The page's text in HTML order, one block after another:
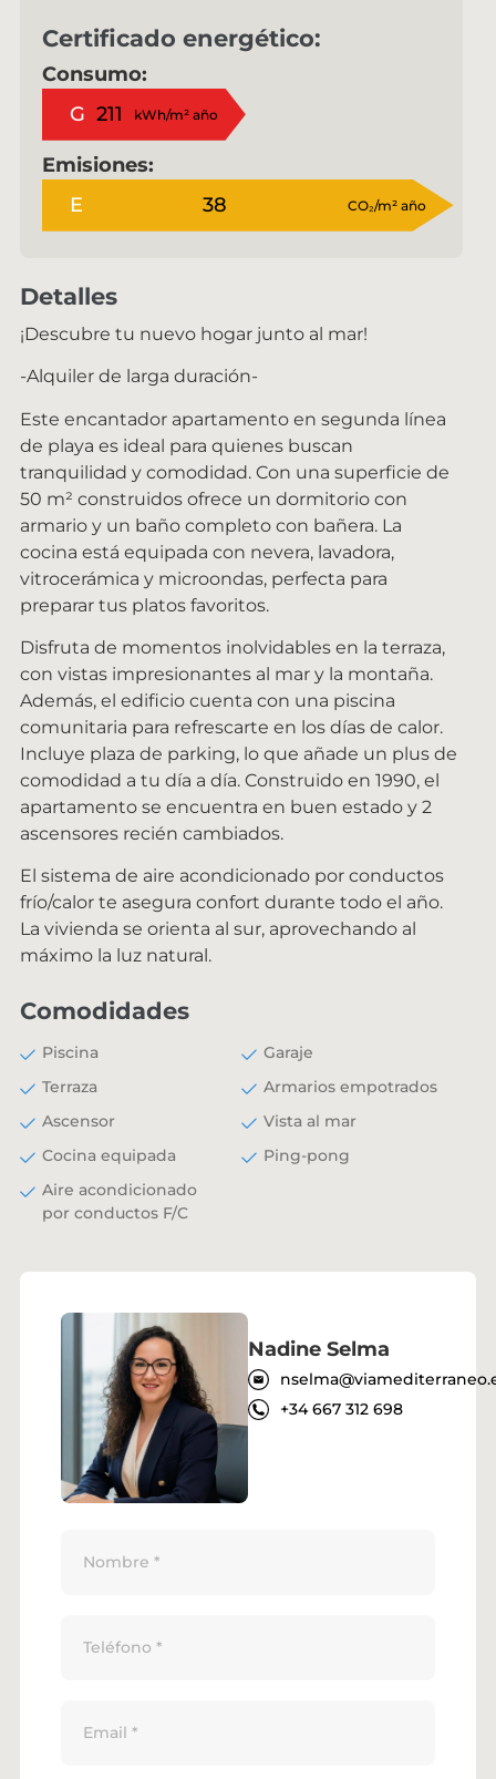
Certificado energético:
Consumo:
G 211 kWh/m² año
Emisiones:
E
38 CO₂/m² año
Detalles
¡Descubre tu nuevo hogar junto al mar!
-Alquiler de larga duración-
Este encantador apartamento en segunda línea
de playa es ideal para quienes buscan
tranquilidad y comodidad. Con una superficie de
50 m² construidos ofrece un dormitorio con
armario y un baño completo con bañera. La
cocina está equipada con nevera, lavadora,
vitrocerámica y microondas, perfecta para
preparar tus platos favoritos.
Disfruta de momentos inolvidables en la terraza,
con vistas impresionantes al mar y la montaña.
Además, el edificio cuenta con una piscina
comunitaria para refrescarte en los días de calor.
Incluye plaza de parking, lo que añade un plus de
comodidad a tu día a día. Construido en 1990, el
apartamento se encuentra en buen estado y 2
ascensores recién cambiados.
El sistema de aire acondicionado por conductos
frío/calor te asegura confort durante todo el año.
La vivienda se orienta al sur, aprovechando al
máximo la luz natural.
Comodidades
Piscina
Garaje
Terraza
Armarios empotrados
Ascensor
Vista al mar
Cocina equipada
Ping-pong
Aire acondicionado
por conductos F/C
Nadine Selma
+34 667 312 698